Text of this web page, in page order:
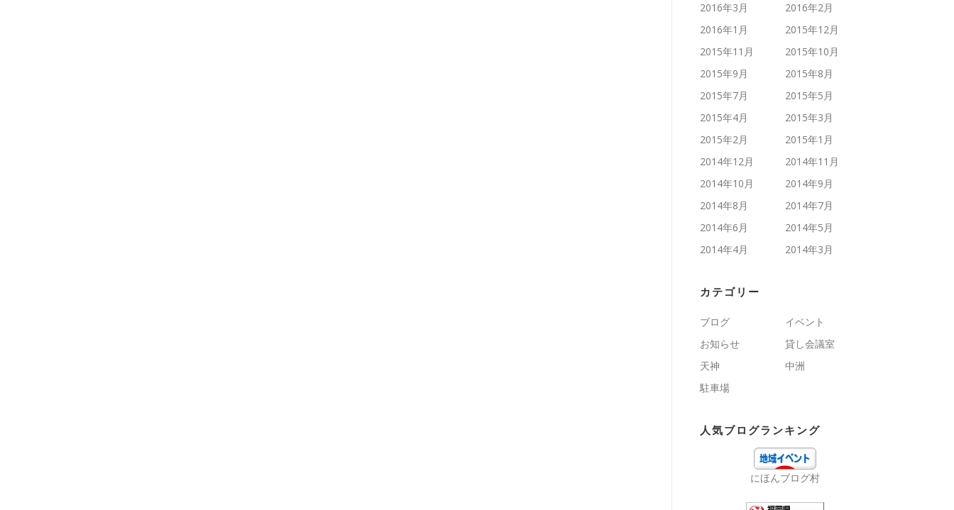
2016年3月
2016年2月
2016年1月
2015年12月
2015年11月
2015年10月
2015年9月
2015年8月
2015年7月
2015年5月
2015年4月
2015年3月
2015年2月
2015年1月
2014年12月
2014年11月
2014年10月
2014年9月
2014年8月
2014年7月
2014年6月
2014年5月
2014年4月
2014年3月
カテゴリー
ブログ
イベント
お知らせ
貸し会議室
天神
中洲
駐車場
人気ブログランキング
にほんブログ村